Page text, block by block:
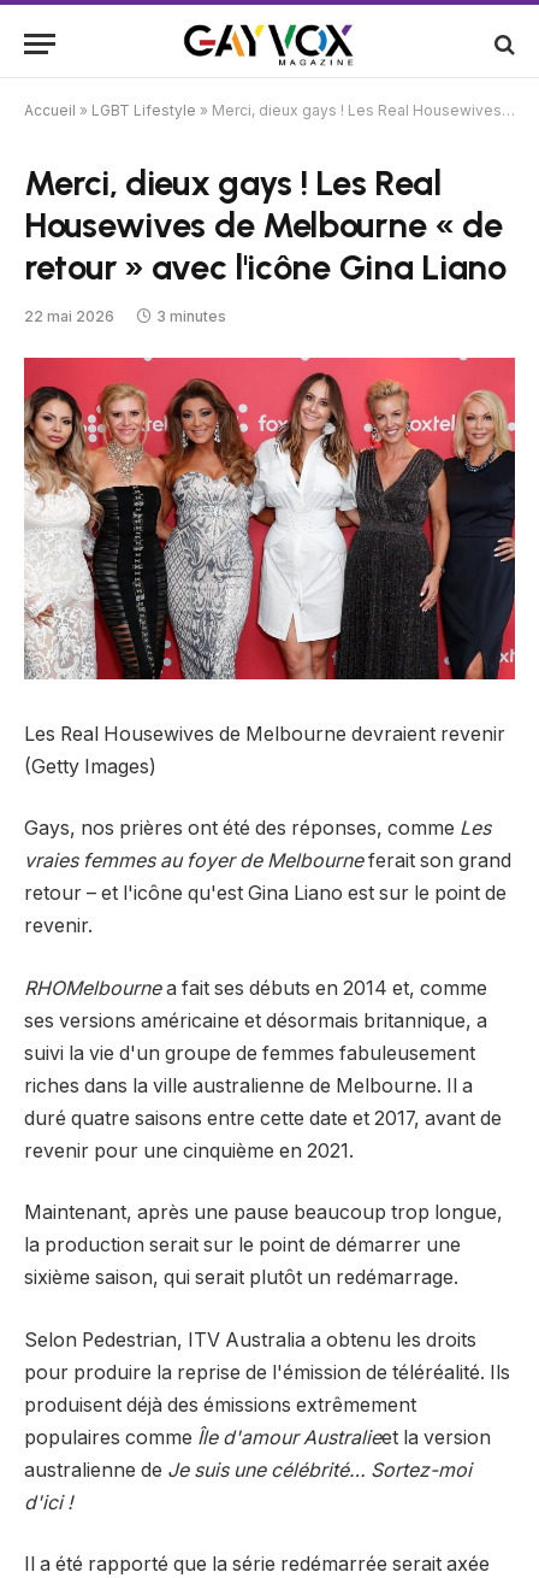
Accueil » LGBT Lifestyle » Merci, dieux gays ! Les Real Housewives de Melbourne « de retour » avec l'icône Gina Liano
Merci, dieux gays ! Les Real
Housewives de Melbourne « de
retour » avec l'icône Gina Liano
22 mai 2026 3 minutes
Les Real Housewives de Melbourne devraient revenir
(Getty Images)
Gays, nos prières ont été des réponses, comme Les
vraies femmes au foyer de Melbourneferait son grand
retour – et l'icône qu'est Gina Liano est sur le point de
revenir.
RHOMelbournea fait ses débuts en 2014 et, comme
ses versions américaine et désormais britannique, a
suivi la vie d'un groupe de femmes fabuleusement
riches dans la ville australienne de Melbourne. Il a
duré quatre saisons entre cette date et 2017, avant de
revenir pour une cinquième en 2021.
Maintenant, après une pause beaucoup trop longue,
la production serait sur le point de démarrer une
sixième saison, qui serait plutôt un redémarrage.
Selon Pedestrian, ITV Australia a obtenu les droits
pour produire la reprise de l'émission de téléréalité. Ils
produisent déjà des émissions extrêmement
populaires comme Île d'amour Australieet la version
australienne de Je suis une célébrité… Sortez-moi
d'ici !
Il a été rapporté que la série redémarrée serait axée